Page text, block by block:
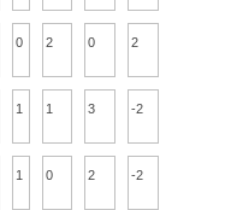
0 2 0 2
1 1 3 -2
1 0 2 -2